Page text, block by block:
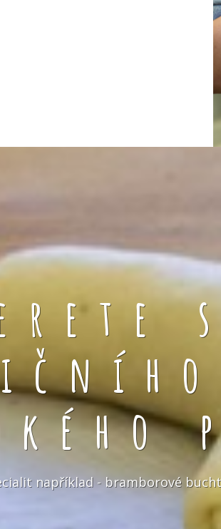
například - bramborové